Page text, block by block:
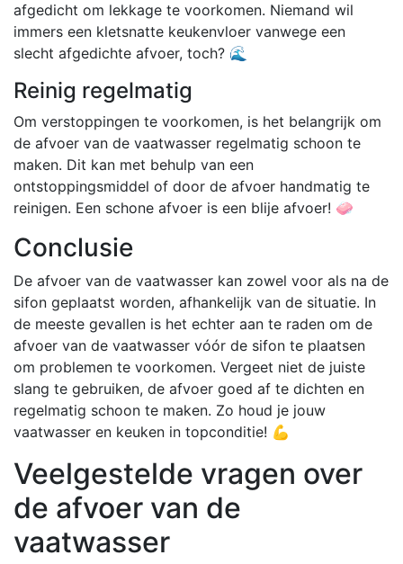
afgedicht om lekkage te voorkomen. Niemand wil
immers een kletsnatte keukenvloer vanwege een
slecht afgedichte afvoer, toch? 🌊
Reinig regelmatig
Om verstoppingen te voorkomen, is het belangrijk om
de afvoer van de vaatwasser regelmatig schoon te
maken. Dit kan met behulp van een
ontstoppingsmiddel of door de afvoer handmatig te
reinigen. Een schone afvoer is een blije afvoer! 🧼
Conclusie
De afvoer van de vaatwasser kan zowel voor als na de
sifon geplaatst worden, afhankelijk van de situatie. In
de meeste gevallen is het echter aan te raden om de
afvoer van de vaatwasser vóór de sifon te plaatsen
om problemen te voorkomen. Vergeet niet de juiste
slang te gebruiken, de afvoer goed af te dichten en
regelmatig schoon te maken. Zo houd je jouw
vaatwasser en keuken in topconditie! 💪
Veelgestelde vragen over
de afvoer van de
vaatwasser